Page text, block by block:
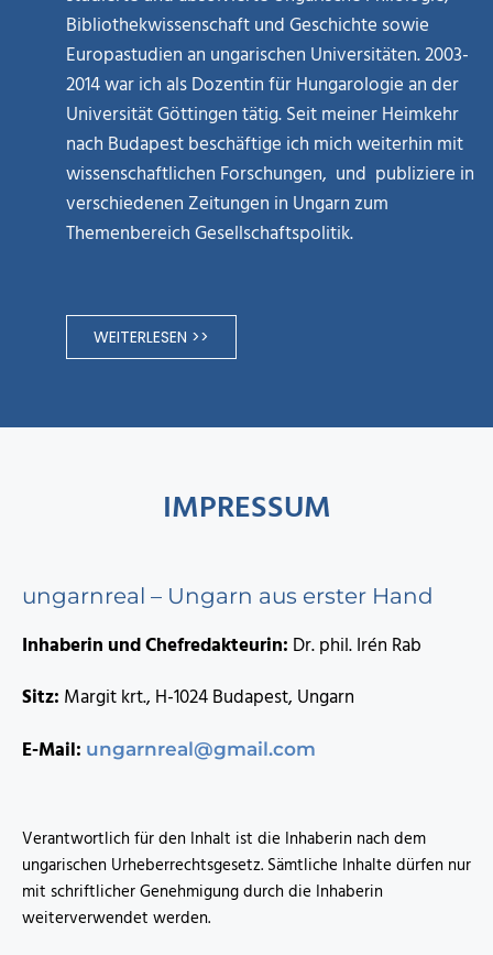
Bibliothekwissenschaft und Geschichte sowie
Europastudien an ungarischen Universitäten. 2003-
2014 war ich als Dozentin für Hungarologie an der
Universität Göttingen tätig. Seit meiner Heimkehr
nach Budapest beschäftige ich mich weiterhin mit
wissenschaftlichen Forschungen, und publiziere in
verschiedenen Zeitungen in Ungarn zum
Themenbereich Gesellschaftspolitik.
WEITERLESEN >>
IMPRESSUM
ungarnreal – Ungarn aus erster Hand
Inhaberin und Chefredakteurin: Dr. phil. Irén Rab
Sitz: Margit krt., H-1024 Budapest, Ungarn
E-Mail: ungarnreal@gmail.com
Verantwortlich für den Inhalt ist die Inhaberin nach dem
ungarischen Urheberrechtsgesetz. Sämtliche Inhalte dürfen nur
mit schriftlicher Genehmigung durch die Inhaberin
weiterverwendet werden.